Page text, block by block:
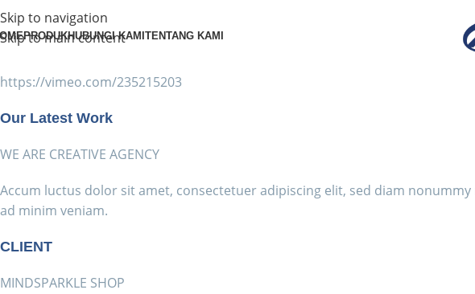
Skip to navigation
Skip to main content
PRODUKHUBUNGI KAMI TENTANG KAMI
https://vimeo.com/235215203
Our Latest Work
WE ARE CREATIVE AGENCY
Accum luctus dolor sit amet, consectetuer adipiscing elit, sed diam
ad minim veniam.
CLIENT
MINDSPARKLE SHOP